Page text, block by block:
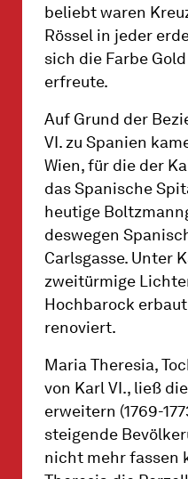
beliebt waren
Rössel in jeder
sich die Farbe
erfreute.
Auf Grund der
VI. zu Spanien
Wien, für die der
das Spanische
heutige
deswegen
Carlsgasse. Unter
zweitürmige
Hochbarock
renoviert.
Maria Theresia,
von Karl VI., ließ
erweitern (1769-
steigende
nicht mehr fassen